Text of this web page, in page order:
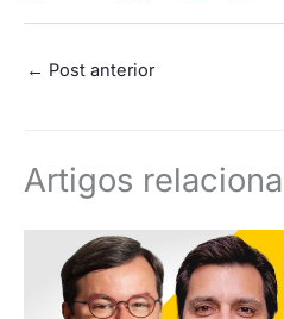
← Post anterior
Artigos